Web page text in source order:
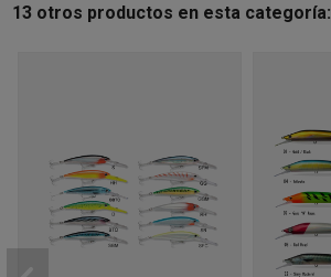
13 otros productos en esta categoría: